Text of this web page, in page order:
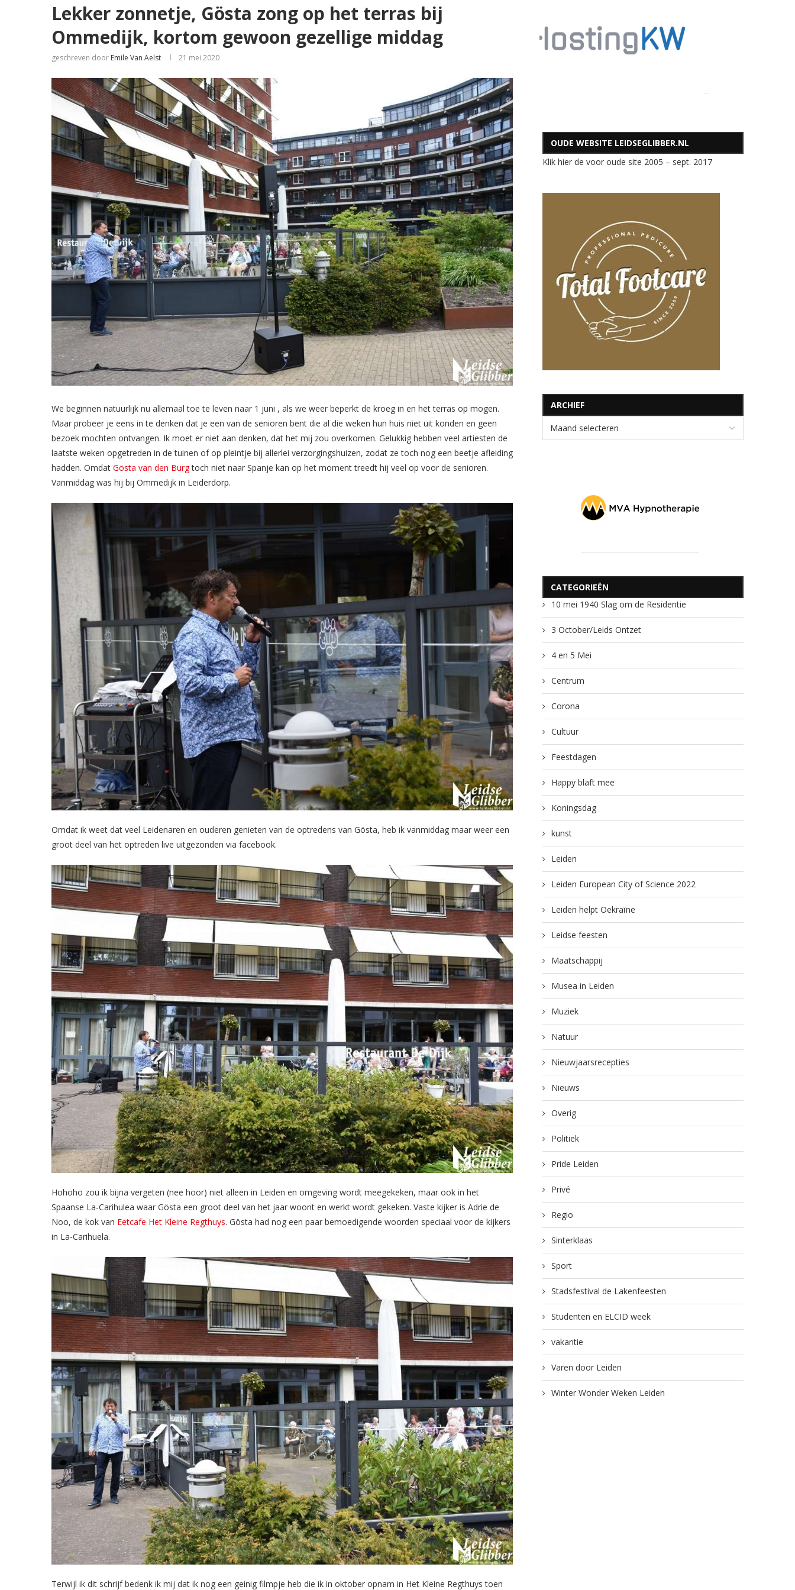
Lekker zonnetje, Gösta zong op het terras bij
Ommedijk, kortom gewoon gezellige middag
geschreven door Emile Van Aelst 21 mei 2020
We beginnen natuurlijk nu allemaal toe te leven naar 1 juni , als we weer beperkt de kroeg in en het terras op mogen.
Maar probeer je eens in te denken dat je een van de senioren bent die al die weken hun huis niet uit konden en geen
bezoek mochten ontvangen. Ik moet er niet aan denken, dat het mij zou overkomen. Gelukkig hebben veel artiesten de
laatste weken opgetreden in de tuinen of op pleintje bij allerlei verzorgingshuizen, zodat ze toch nog een beetje afleiding
hadden. Omdat Gösta van den Burgtoch niet naar Spanje kan op het moment treedt hij veel op voor de senioren.
Vanmiddag was hij bij Ommedijk in Leiderdorp.
Omdat ik weet dat veel Leidenaren en ouderen genieten van de optredens van Gösta, heb ik vanmiddag maar weer een
groot deel van het optreden live uitgezonden via facebook.
Hohoho zou ik bijna vergeten (nee hoor) niet alleen in Leiden en omgeving wordt meegekeken, maar ook in het
Spaanse La-Carihulea waar Gösta een groot deel van het jaar woont en werkt wordt gekeken. Vaste kijker is Adrie de
Noo, de kok van Eetcafe Het Kleine Regthuys. Gösta had nog een paar bemoedigende woorden speciaal voor de kijkers
in La-Carihuela.
Terwijl ik dit schrijf bedenk ik mij dat ik nog een geinig filmpje heb die ik in oktober opnam in Het Kleine Regthuys toen
OUDE WEBSITE LEIDSEGLIBBER.NL
Klik hier de voor oude site 2005 – sept. 2017
ARCHIEF
CATEGORIEËN
10 mei 1940 Slag om de Residentie
3 October/Leids Ontzet
4 en 5 Mei
Centrum
Corona
Cultuur
Feestdagen
Happy blaft mee
Koningsdag
kunst
Leiden
Leiden European City of Science 2022
Leiden helpt Oekraïne
Leidse feesten
Maatschappij
Musea in Leiden
Muziek
Natuur
Nieuwjaarsrecepties
Nieuws
Overig
Politiek
Pride Leiden
Privé
Regio
Sinterklaas
Sport
Stadsfestival de Lakenfeesten
Studenten en ELCID week
vakantie
Varen door Leiden
Winter Wonder Weken Leiden